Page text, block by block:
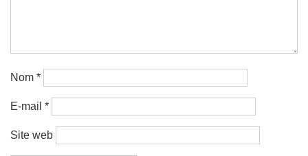
Nom *
E-mail *
Site web